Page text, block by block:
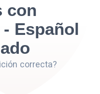
con
Español
correcta?